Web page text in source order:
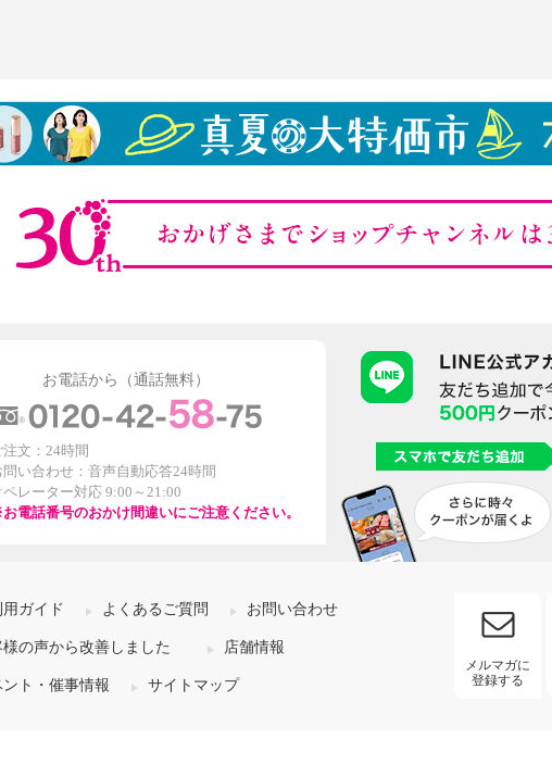
お電話から（通話無料）
注文：24時間
問い合わせ：音声自動応答24時間
ペレーター対応 9:00～21:00
電話番号のおかけ間違いにご注意ください。
用ガイド よくあるご質問 お問い合わせ
様の声から改善しました 店舗情報
ント・催事情報 サイトマップ
メルマガに
登録する